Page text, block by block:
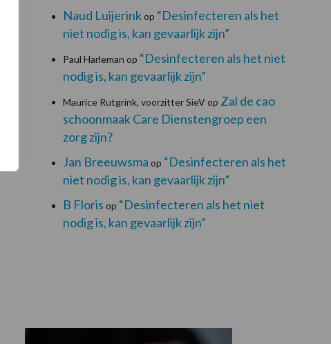
Naud Luijerinkop “Desinfecteren als het
niet nodig is, kan gevaarlijk zijn”
Paul Harleman op “Desinfecteren als het niet
nodig is, kan gevaarlijk zijn”
Maurice Rutgrink, voorzitter SieVop Zal de cao
schoonmaak Care Dienstengroep een
zorg zijn?
Jan Breeuwsma op “Desinfecteren als het
niet nodig is, kan gevaarlijk zijn”
B Floris op “Desinfecteren als het niet
nodig is, kan gevaarlijk zijn”